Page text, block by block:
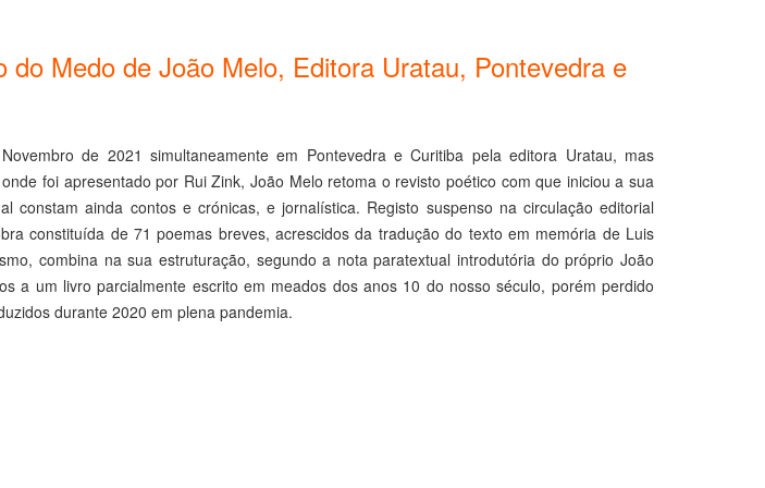
do Medo de João Melo, Editora Uratau, Pontevedra e
de 2021 simultaneamente em Pontevedra e Curitiba pela editora Uratau, mas
foi apresentado por Rui Zink, João Melo retoma o revisto poético com que iniciou a sua
constam ainda contos e crónicas, e jornalística. Registo suspenso na circulação editorial
constituída de 71 poemas breves, acrescidos da tradução do texto em memória de Luis
combina na sua estruturação, segundo a nota paratextual introdutória do próprio João
a um livro parcialmente escrito em meados dos anos 10 do nosso século, porém perdido
durante 2020 em plena pandemia.